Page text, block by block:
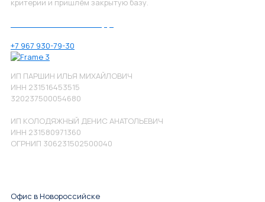
критерии и пришлём закрытую базу.
+7 967 930-79-30
ИП ПАРШИН ИЛЬЯ МИХАЙЛОВИЧ
ИНН 231516453515
320237500054680
ИП КОЛОДЯЖНЫЙ ДЕНИС АНАТОЛЬЕВИЧ
ИНН 231580971360
ОГРНИП 306231502500040
Офис в Новороссийске